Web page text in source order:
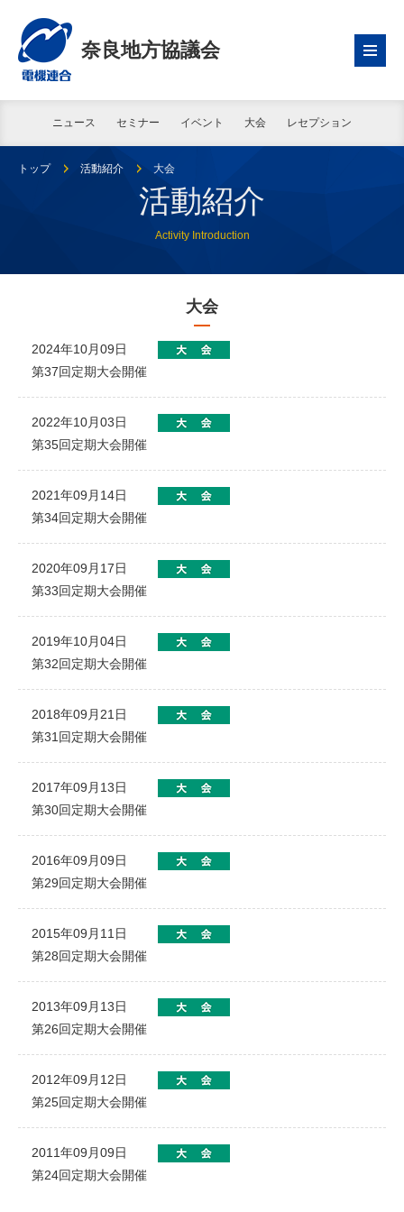
奈良地方協議会
ニュース セミナー イベント 大会 レセプション
トップ 活動紹介 大会
活動紹介
Activity Introduction
大会
2024年10月09日
第37回定期大会開催
2022年10月03日
第35回定期大会開催
2021年09月14日
第34回定期大会開催
2020年09月17日
第33回定期大会開催
2019年10月04日
第32回定期大会開催
2018年09月21日
第31回定期大会開催
2017年09月13日
第30回定期大会開催
2016年09月09日
第29回定期大会開催
2015年09月11日
第28回定期大会開催
2013年09月13日
第26回定期大会開催
2012年09月12日
第25回定期大会開催
2011年09月09日
第24回定期大会開催